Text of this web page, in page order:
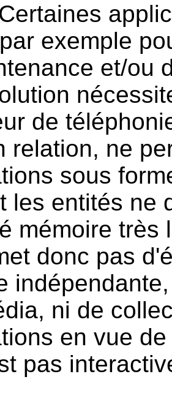
Certaines
exemple
et/ou
de
relation, ne
sous
les entités ne
mémoire très
donc pas
ni de
en vue
pas